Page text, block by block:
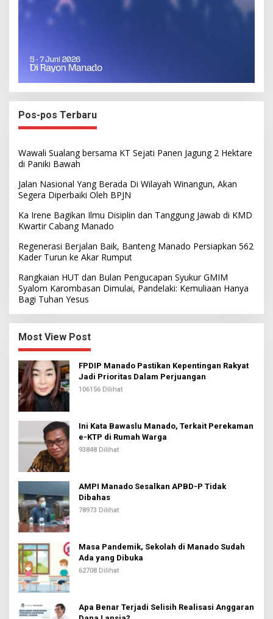
Pos-pos Terbaru
Wawali Sualang bersama KT Sejati Panen Jagung 2 Hektare
di Paniki Bawah
Jalan Nasional Yang Berada Di Wilayah Winangun, Akan
Segera Diperbaiki Oleh BPJN
Ka Irene Bagikan Ilmu Disiplin dan Tanggung Jawab di KMD
Kwartir Cabang Manado
Regenerasi Berjalan Baik, Banteng Manado Persiapkan 562
Kader Turun ke Akar Rumput
Rangkaian HUT dan Bulan Pengucapan Syukur GMIM
Syalom Karombasan Dimulai, Pandelaki: Kemuliaan Hanya
Bagi Tuhan Yesus
Most View Post
FPDIP Manado Pastikan Kepentingan Rakyat
Jadi Prioritas Dalam Perjuangan
106156 Dilihat
Ini Kata Bawaslu Manado, Terkait Perekaman
e-KTP di Rumah Warga
93848 Dilihat
AMPI Manado Sesalkan APBD-P Tidak
Dibahas
78973 Dilihat
Masa Pandemik, Sekolah di Manado Sudah
Ada yang Dibuka
62708 Dilihat
Apa Benar Terjadi Selisih Realisasi Anggaran